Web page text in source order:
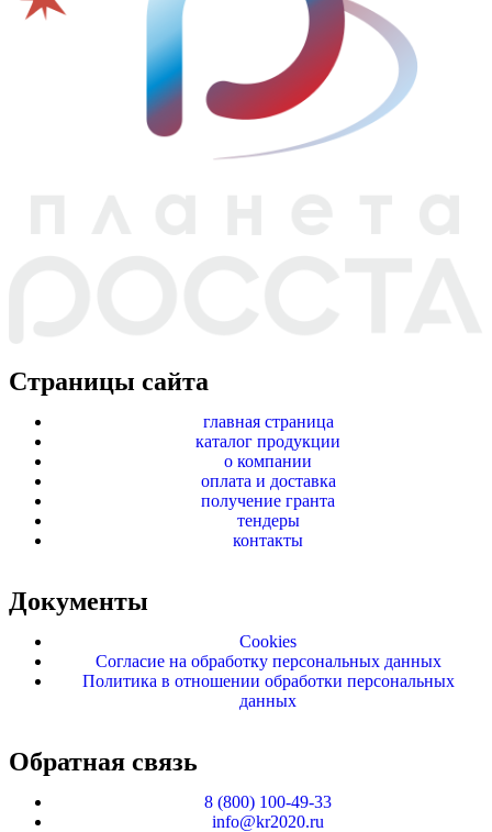
Страницы сайта
главная страница
каталог продукции
о компании
оплата и доставка
получение гранта
тендеры
контакты
Документы
Cookies
Согласие на обработку персональных данных
Политика в отношении обработки персональных
данных
Обратная связь
8 (800) 100-49-33
info@kr2020.ru